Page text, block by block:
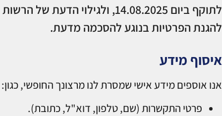
לתוקף ביום 14.08.2025, ולגילוי הדעת של הרשות
להגנת הפרטיות בנוגע להסכמה מדעת.
איסוף מידע
אנו אוספים מידע אישי שמסרת לנו מרצונך החופשי, כגון:
פרטי התקשרות (שם, טלפון, דוא"ל, כתובת).